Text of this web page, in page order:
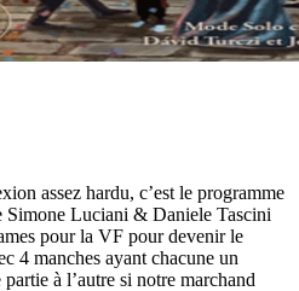
assez hardu, c’est le programme
Simone Luciani & Daniele Tascini
pour la VF pour devenir le
4 manches ayant chacune un
à l’autre si notre marchand